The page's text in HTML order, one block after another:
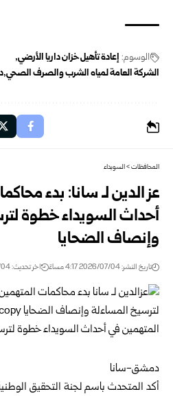
الوسوم: إعادة تأهيل ‏خزان داريا الأرضي
الشركة العامة لمياه الشرب والصرف الصحي
المحافظات>السويداء
عز الدين لـ سانا: بدء
أحداث السويداء خطوة
‌‏وإنصاف الضحايا
تاريخ النشر: 2026/07/04 4:17 مساءً اخر تحديث: 2026/07/04 4:18 مساءً
دمشق-سانا‏
أكد المتحدث باسملجنة التحقيق